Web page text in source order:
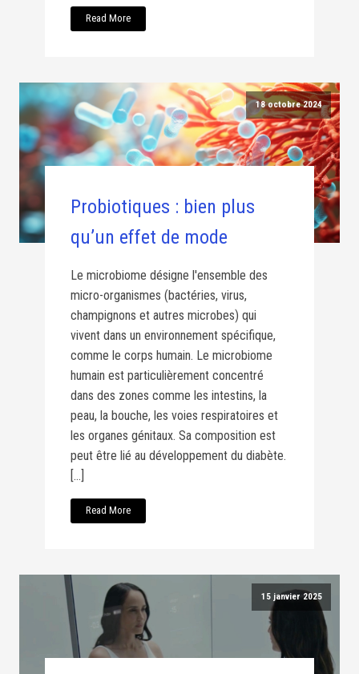
Read More
18 octobre 2024
Probiotiques : bien plus
qu’un effet de mode
Le microbiome désigne l'ensemble des
micro-organismes (bactéries, virus,
champignons et autres microbes) qui
vivent dans un environnement spécifique,
comme le corps humain. Le microbiome
humain est particulièrement concentré
dans des zones comme les intestins, la
peau, la bouche, les voies respiratoires et
les organes génitaux. Sa composition est
peut être lié au développement du diabète.
[…]
Read More
15 janvier 2025